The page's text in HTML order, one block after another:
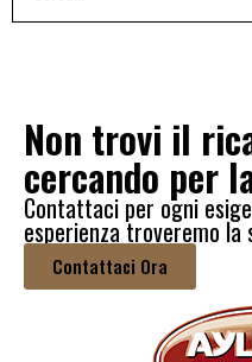
Non trovi il
cercando per
Contattaci per ogni
esperienza troveremo
Contattaci Ora